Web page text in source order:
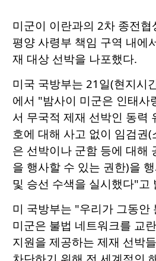
미군이 이란과의 2차 종전
평양 사령부 책임 구역 내에
재 대상 선박을 나포했다.
미국 국방부는 21일(현지시
에서 "밤사이 미군은 인태사
서 무국적 제재 선박인 동력
호에 대해 사고 없이 임검권
은 선박이나 군함 등에 대해
을 행사할 수 있는 권한)을
및 승선 수색을 실시했다"고
미 국방부는 "우리가 그동안
미군은 불법 네트워크를 교
지원을 제공하는 제재 선박